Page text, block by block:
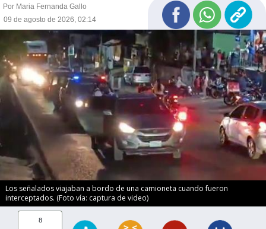
Por Maria Fernanda Gallo
09 de agosto de 2026, 02:14
Los señalados viajaban a bordo de una camioneta cuando fueron
interceptados. (Foto vía: captura de video)
8